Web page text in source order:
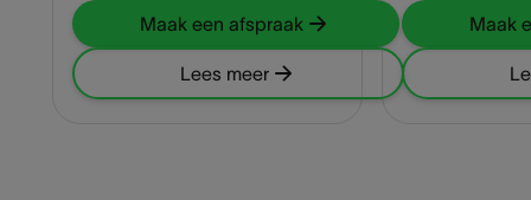
Maak een afspraak
Lees meer
Maak